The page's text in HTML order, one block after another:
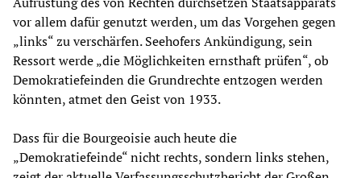
vor allem dafür genutzt werden, um das Vorgehen gegen
„links“ zu verschärfen. Seehofers Ankündigung, sein
Ressort werde „die Möglichkeiten ernsthaft prüfen“, ob
Demokratiefeinden die Grundrechte entzogen werden
könnten, atmet den Geist von 1933.
Dass für die Bourgeoisie auch heute die
„Demokratiefeinde“ nicht rechts, sondern links stehen,